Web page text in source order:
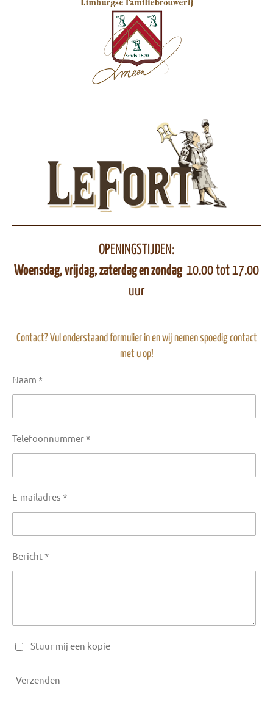
OPENINGSTIJDEN:
Woensdag, vrijdag, zaterdag en zondag 10.00 tot 17.00
uur
Contact? Vul onderstaand formulier in en wij nemen spoedig contact
met u op!
Naam *
Telefoonnummer *
E-mailadres *
Bericht *
Stuur mij een kopie
Verzenden